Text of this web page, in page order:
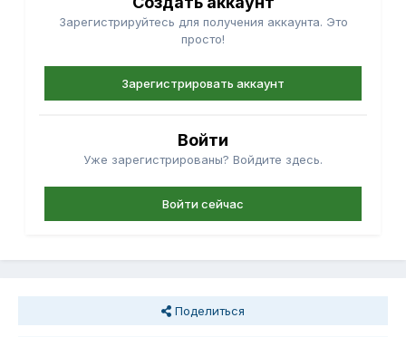
Зарегистрируйтесь для получения аккаунта. Это
просто!
Зарегистрировать аккаунт
Войти
Уже зарегистрированы? Войдите здесь.
Войти сейчас
Поделиться